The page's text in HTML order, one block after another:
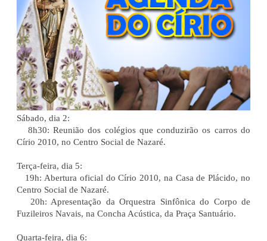
Sábado, dia 2:
8h30: Reunião dos colégios que conduzirão os carros do
Círio 2010, no Centro Social de Nazaré.
Terça-feira, dia 5:
19h: Abertura oficial do Círio 2010, na Casa de Plácido, no
Centro Social de Nazaré.
20h: Apresentação da Orquestra Sinfônica do Corpo de
Fuzileiros Navais, na Concha Acústica, da Praça Santuário.
Quarta-feira, dia 6: